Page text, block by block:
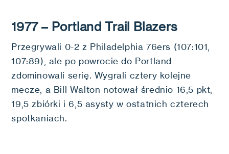
1977 – Portland Trail Blazers
Przegrywali 0-2 z Philadelphia 76ers (107:101,
107:89), ale po powrocie do Portland
zdominowali serię. Wygrali cztery kolejne
mecze, a Bill Walton notował średnio 16,5 pkt,
19,5 zbiórki i 6,5 asysty w ostatnich czterech
spotkaniach.